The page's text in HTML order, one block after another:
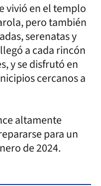
vivió en el templo
pero también
serenatas y
a cada rincón
y se disfrutó en
cercanos a
altamente
para un
de 2024.